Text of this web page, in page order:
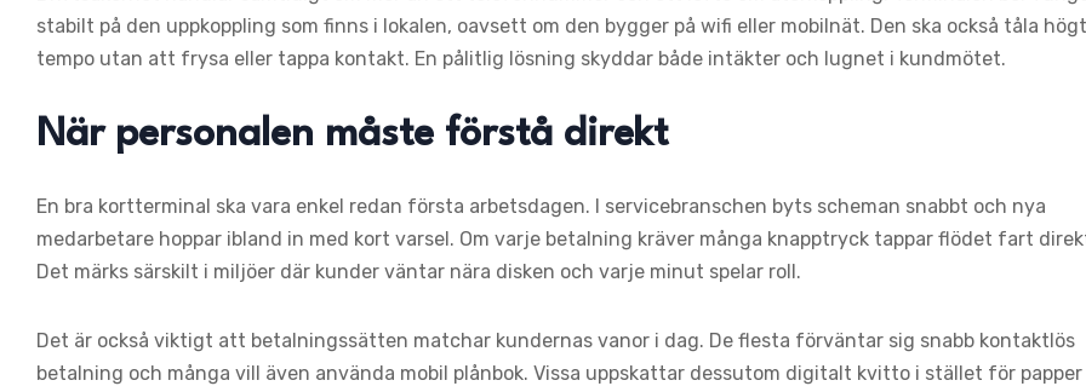
stabilt på den uppkoppling som finns i lokalen, oavsett om den bygger på wifi eller mobilnät. Den ska också tåla högt
tempo utan att frysa eller tappa kontakt. En pålitlig lösning skyddar både intäkter och lugnet i kundmötet.
När personalen måste förstå direkt
En bra kortterminal ska vara enkel redan första arbetsdagen. I servicebranschen byts scheman snabbt och nya
medarbetare hoppar ibland in med kort varsel. Om varje betalning kräver många knapptryck tappar flödet fart
Det märks särskilt i miljöer där kunder väntar nära disken och varje minut spelar roll.
Det är också viktigt att betalningssätten matchar kundernas vanor i dag. De flesta förväntar sig snabb kontaktlös
betalning och många vill även använda mobil plånbok. Vissa uppskattar dessutom digitalt kvitto i stället för papper